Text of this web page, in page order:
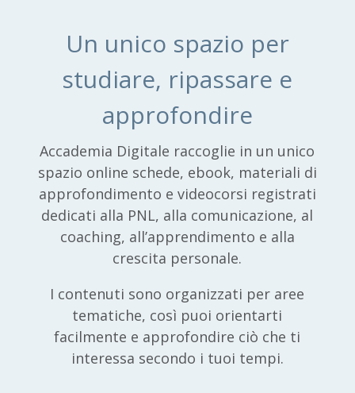
Un unico spazio per
studiare, ripassare e
approfondire
Accademia Digitale raccoglie in un unico
spazio online schede, ebook, materiali di
approfondimento e videocorsi registrati
dedicati alla PNL, alla comunicazione, al
coaching, all’apprendimento e alla
crescita personale.
I contenuti sono organizzati per aree
tematiche, così puoi orientarti
facilmente e approfondire ciò che ti
interessa secondo i tuoi tempi.